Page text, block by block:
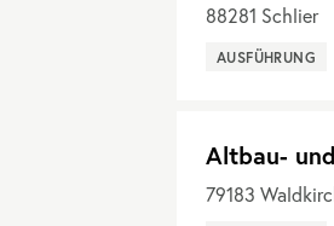
88281 Schlier
AUSFÜHRUNG
Altbau-
79183